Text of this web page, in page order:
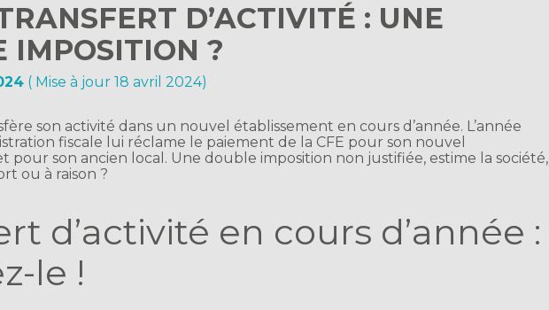
D’ACTIVITÉ : UNE
IMPOSITION ?
( Mise à jour 18 avril 2024)
son activité dans un nouvel établissement en cours d’année. L’année
fiscale lui réclame le paiement de la CFE pour son nouvel
pour son ancien local. Une double imposition non justifiée, estime la société,
ou à raison ?
d’activité en cours d’année :
le !